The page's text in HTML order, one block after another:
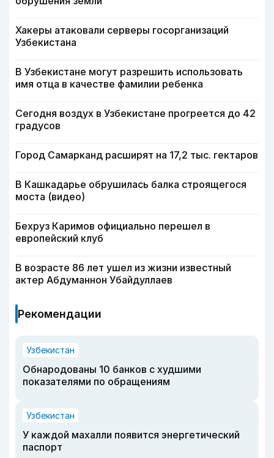
Хакеры атаковали серверы госорганизаций
Узбекистана
В Узбекистане могут разрешить использовать
имя отца в качестве фамилии ребенка
Сегодня воздух в Узбекистане прогреется до 42
градусов
Город Самарканд расширят на 17,2 тыс. гектаров
В Кашкадарье обрушилась балка строящегося
моста (видео)
Бехруз Каримов официально перешел в
европейский клуб
В возрасте 86 лет ушел из жизни известный
актер Абдуманнон Убайдуллаев
Рекомендации
Узбекистан
Обнародованы 10 банков с худшими
показателями по обращениям
Узбекистан
У каждой махалли появится энергетический
паспорт